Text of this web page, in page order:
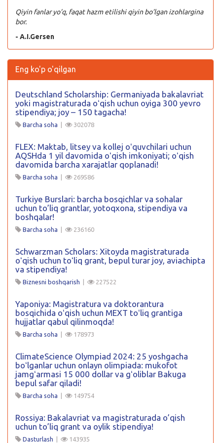
Qiyin fanlar yo’q, faqat hazm etilishi qiyin bo’lgan izohlargina
bor.
- A.I.Gersen
Eng ko'p o'qilgan
Deutschland Scholarship: Germaniyada bakalavriat
yoki magistraturada oʻqish uchun oyiga 300 yevro
stipendiya; joy – 150 tagacha!
Barcha soha | 302078
FLEX: Maktab, litsey va kollej oʻquvchilari uchun
AQSHda 1 yil davomida oʻqish imkoniyati; oʻqish
davomida barcha xarajatlar qoplanadi!
Barcha soha | 269586
Turkiye Burslari: barcha bosqichlar va sohalar
uchun to’liq grantlar, yotoqxona, stipendiya va
boshqalar!
Barcha soha | 236160
Schwarzman Scholars: Xitoyda magistraturada
oʻqish uchun toʻliq grant, bepul turar joy, aviachipta
va stipendiya!
Biznesni boshqarish | 227522
Yaponiya: Magistratura va doktorantura
bosqichida oʻqish uchun MEXT toʻliq grantiga
hujjatlar qabul qilinmoqda!
Barcha soha | 178973
ClimateScience Olympiad 2024: 25 yoshgacha
boʻlganlar uchun onlayn olimpiada: mukofot
jamgʻarmasi 15 000 dollar va gʻoliblar Bakuga
bepul safar qiladi!
Barcha soha | 149754
Rossiya: Bakalavriat va magistraturada o’qish
uchun to’liq grant va oylik stipendiya!
Dasturlash | 143935